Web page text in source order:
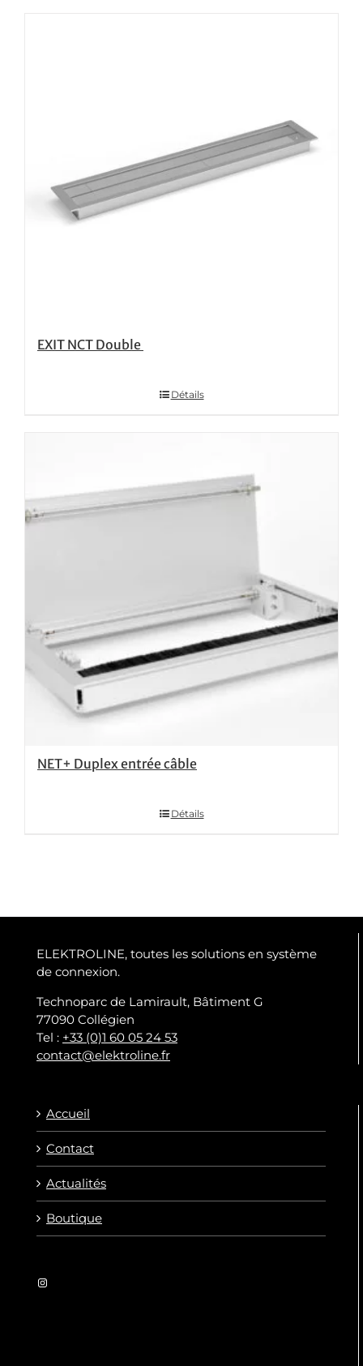
EXIT NCT Double
Détails
NET+ Duplex entrée câble
Détails
ELEKTROLINE, toutes les solutions en système
de connexion.
Technoparc de Lamirault, Bâtiment G
77090 Collégien
Tel : +33 (0)1 60 05 24 53
contact@elektroline.fr
Accueil
Contact
Actualités
Boutique